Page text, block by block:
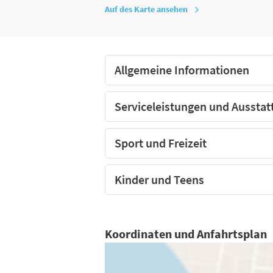
Auf des Karte ansehen
Allgemeine Informationen
Serviceleistungen und
Sport und Freizeit
Kinder und Teens
Koordinaten und Anfahrtsplan